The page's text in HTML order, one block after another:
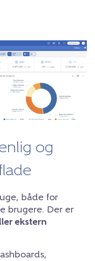
og
både for
brugere. Der er
ekstern